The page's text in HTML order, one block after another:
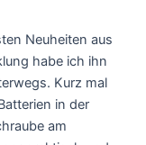
Neuheiten aus
habe ich ihn
Kurz mal
in der
am